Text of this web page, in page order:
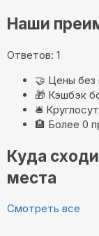
Наши
Ответов: 1
🤝 Цены без
🎁 Кэшбэк
🛎️
🏨 Более 0
Куда
места
Смотреть все